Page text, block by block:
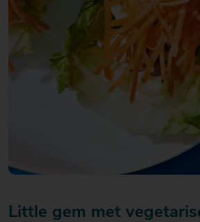
Over Mitra
Actiefolder
Voordelen Mitra Member
Klantenservice
20
€ 20
- €
25
€ 25
- €
20
€ 20
- €
25
20
€ 20
- €
25
Little gem met